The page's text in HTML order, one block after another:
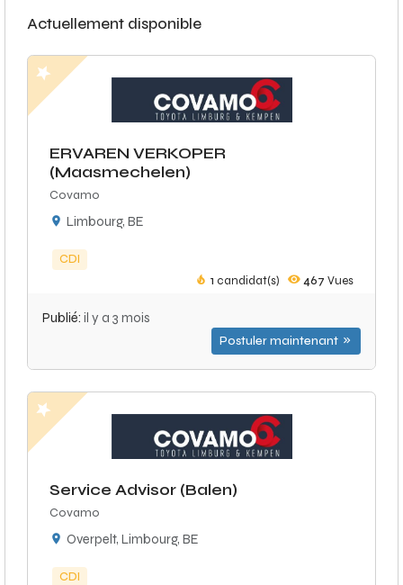
Actuellement disponible
ERVAREN VERKOPER
(Maasmechelen)
Covamo
Limbourg, BE
CDI
1 candidat(s) 467 Vues
Publié: il y a 3 mois
Postuler maintenant
Service Advisor (Balen)
Covamo
Overpelt, Limbourg, BE
CDI